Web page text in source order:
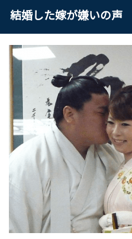
結婚した嫁が嫌いの声